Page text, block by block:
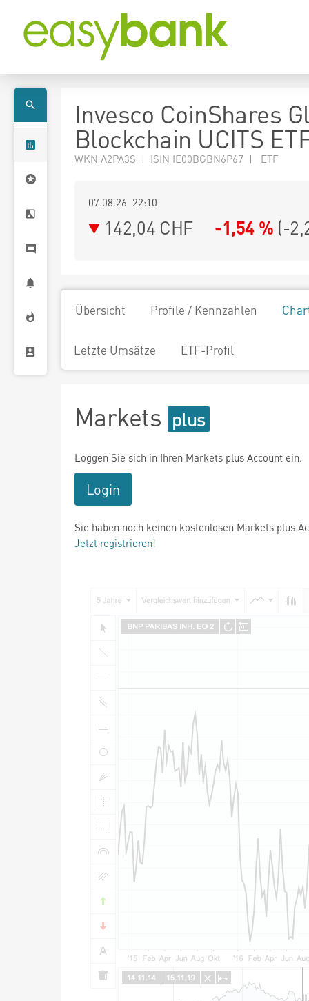
Invesco CoinShares
Blockchain UCITS
WKN A2PA3S | ISIN IE00BGBN6P67 | ETF
07.08.26 22:10
142,04 CHF -1,54 % (-
Übersicht Profile / Kennzahlen
Letzte Umsätze ETF-Profil
Markets
Loggen Sie sich in Ihren Markets plus Account ein.
Login
Sie haben noch keinen kostenlosen Markets plus
Jetzt registrieren!